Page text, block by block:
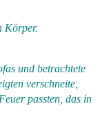
Körper.
und betrachtete
verschneite,
passten, das in